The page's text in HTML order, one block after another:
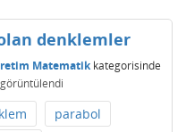
denklemler
Matematikkategorisinde
parabol